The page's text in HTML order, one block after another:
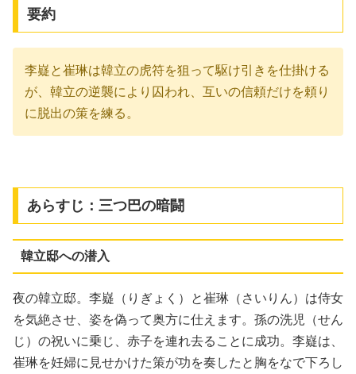
要約
李嶷と崔琳は韓立の虎符を狙って駆け引きを仕掛ける
が、韓立の逆襲により囚われ、互いの信頼だけを頼り
に脱出の策を練る。
あらすじ：三つ巴の暗闘
韓立邸への潜入
夜の韓立邸。李嶷（りぎょく）と崔琳（さいりん）は侍女
を気絶させ、姿を偽って奥方に仕えます。孫の洗児（せん
じ）の祝いに乗じ、赤子を連れ去ることに成功。李嶷は、
崔琳を妊婦に見せかけた策が功を奏したと胸をなで下ろし